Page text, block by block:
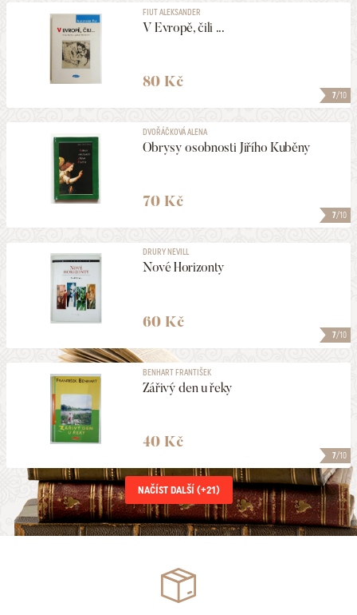
7/10
FIUT ALEKSANDER
V Evropě, čili ...
80 Kč
7/10
DVOŘÁČKOVÁ ALENA
Obrysy osobnosti Jiřího Kuběny
70 Kč
7/10
DRURY NEVILL
Nové Horizonty
60 Kč
7/10
BENHART FRANTIŠEK
Zářivý den u řeky
40 Kč
NAČÍST DALŠÍ (+21)